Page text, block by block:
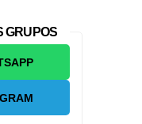
GRUPOS